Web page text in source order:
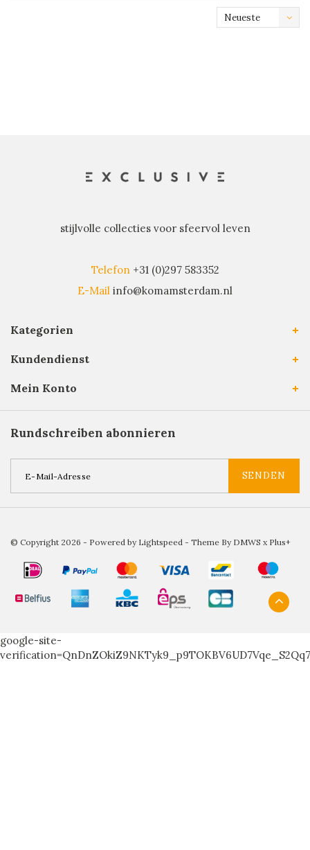
Neueste
stijlvolle collecties voor sfeervol leven
Telefon +31 (0)297 583352
E-Mail info@komamsterdam.nl
Kategorien
Kundendienst
Mein Konto
Rundschreiben abonnieren
SENDEN
© Copyright 2026 - Powered by Lightspeed - Theme By DMWS x Plus+
google-site-